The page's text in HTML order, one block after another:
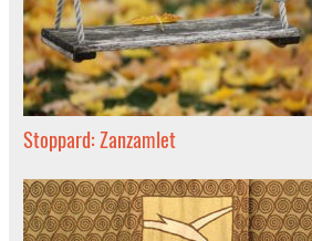
Stoppard: Zanzamlet